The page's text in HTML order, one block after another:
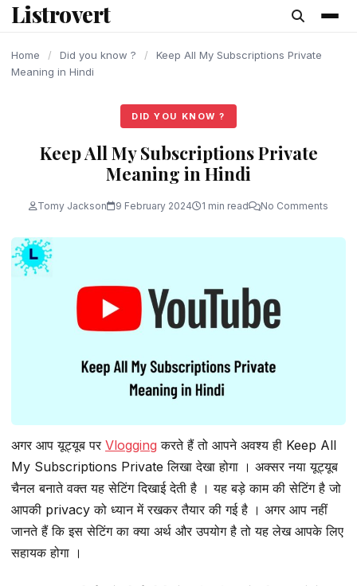
content
Listrovert
Home / Did you know ? /
Keep All My Subscriptions Private
Meaning in Hindi
DID YOU KNOW ?
Keep All My Subscriptions Private
Meaning in Hindi
Tomy Jackson 9 February 2024 1 min read No Comments
अगर आप यूट्यूब पर Vlogging करते हैं तो आपने अवश्य ही Keep All
My Subscriptions Private लिखा देखा होगा । अक्सर नया यूट्यूब
चैनल बनाते वक्त यह सेटिंग दिखाई देती है । यह बड़े काम की सेटिंग है जो
आपकी privacy को ध्यान में रखकर तैयार की गई है । अगर आप नहीं
जानते हैं कि इस सेटिंग का क्या अर्थ और उपयोग है तो यह लेख आपके लिए
सहायक होगा ।